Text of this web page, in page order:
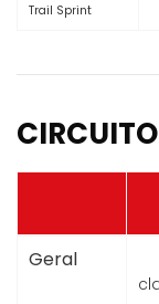
Trail Sprint
Geral